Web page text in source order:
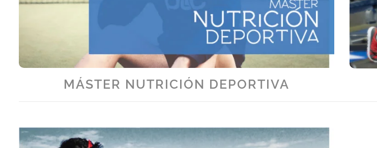
MÁSTER NUTRICIÓN DEPORTIVA